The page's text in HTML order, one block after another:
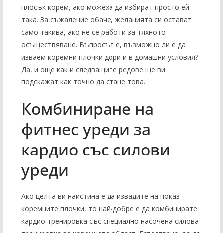
плосък корем, ако можеха да избират просто ей
така. За съжаление обаче, желанията си остават
само такива, ако не се работи за тяхното
осъществяване. Въпросът е, възможно ли е да
изваем коремни плочки дори и в домашни условия?
Да, и още как и следващите редове ще ви
подскажат как точно да стане това.
Комбиниране на
фитнес уреди за
кардио със силови
уреди
Ако целта ви наистина е да извадите на показ
коремните плочки, то най-добре е да комбинирате
кардио тренировка със специално насочена силова